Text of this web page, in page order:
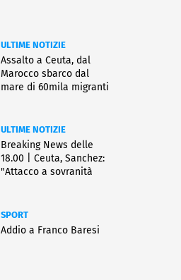
ULTIME NOTIZIE
Assalto a Ceuta, dal
Marocco sbarco dal
mare di 60mila migranti
ULTIME NOTIZIE
Breaking News delle
18.00 | Ceuta, Sanchez:
"Attacco a sovranità
SPORT
Addio a Franco Baresi